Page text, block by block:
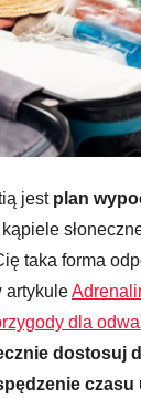
jest plan
taka forma
artykule
dla
dostosuj